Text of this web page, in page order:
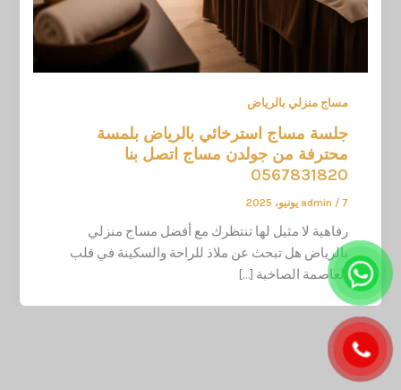
مساج منزلي بالرياض
جلسة مساج استرخائي بالرياض بلمسة
محترفة من جولدن مساج اتصل بنا
0567831820
admin / 7 يونيو، 2025
رفاهية لا مثيل لها تنتظرك مع أفضل مساج منزلي
بالرياض هل تبحث عن ملاذ للراحة والسكينة في قلب
العاصمة الصاخبة […]